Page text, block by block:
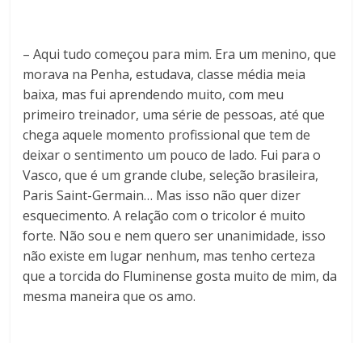
– Aqui tudo começou para mim. Era um menino, que
morava na Penha, estudava, classe média meia
baixa, mas fui aprendendo muito, com meu
primeiro treinador, uma série de pessoas, até que
chega aquele momento profissional que tem de
deixar o sentimento um pouco de lado. Fui para o
Vasco, que é um grande clube, seleção brasileira,
Paris Saint-Germain… Mas isso não quer dizer
esquecimento. A relação com o tricolor é muito
forte. Não sou e nem quero ser unanimidade, isso
não existe em lugar nenhum, mas tenho certeza
que a torcida do Fluminense gosta muito de mim, da
mesma maneira que os amo.